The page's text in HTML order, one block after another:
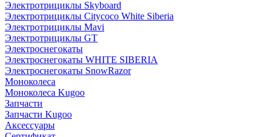
Электротрициклы Skyboard
Электротрициклы Citycoco White Siberia
Электротрициклы Mavi
Электротрициклы GT
Электроснегокаты
Электроснегокаты WHITE SIBERIA
Электроснегокаты SnowRazor
Моноколеса
Моноколеса Kugoo
Запчасти
Запчасти Kugoo
Аксессуары